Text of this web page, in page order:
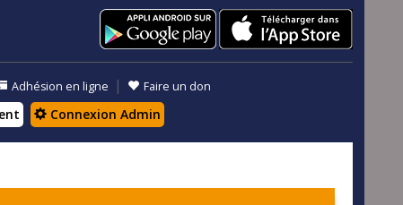
Adhésion en ligne | Faire un don
Connexion Admin